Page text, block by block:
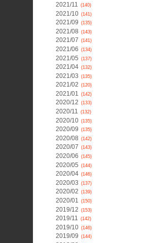
2021/11 (140)
2021/10 (141)
2021/09 (135)
2021/08 (143)
2021/07 (141)
2021/06 (134)
2021/05 (137)
2021/04 (132)
2021/03 (135)
2021/02 (120)
2021/01 (142)
2020/12 (133)
2020/11 (132)
2020/10 (135)
2020/09 (135)
2020/08 (142)
2020/07 (143)
2020/06 (145)
2020/05 (144)
2020/04 (146)
2020/03 (137)
2020/02 (139)
2020/01 (150)
2019/12 (153)
2019/11 (142)
2019/10 (146)
2019/09 (144)